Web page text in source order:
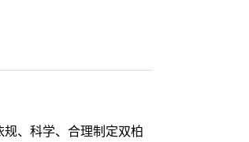
、科学、合理制定双柏